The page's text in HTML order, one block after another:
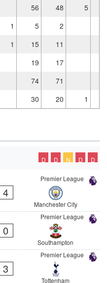
56 48
5
1 5
2
1 15
11
19
17
74
71
30 20 1
D D N D D
Premier League
4
Manchester City
Premier League
0
Southampton
Premier League
3
Tottenham